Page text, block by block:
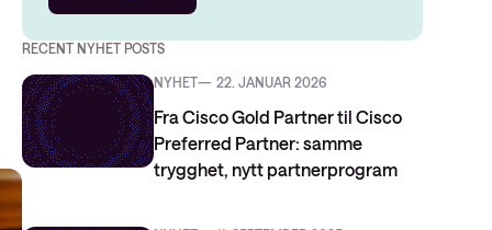
RECENT NYHET POSTS
NYHET 22. JANUAR 2026
Fra Cisco Gold Partner til Cisco
Preferred Partner: samme
trygghet, nytt partnerprogram